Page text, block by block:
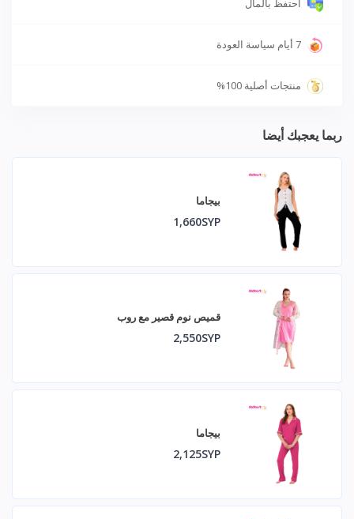
احتفظ بالمال
7 أيام سياسة العودة
منتجات أصلية 100%
ربما يعجبك أيضا
بيجاما
1,660SYP
قميص نوم قصير مع روب
2,550SYP
بيجاما
2,125SYP